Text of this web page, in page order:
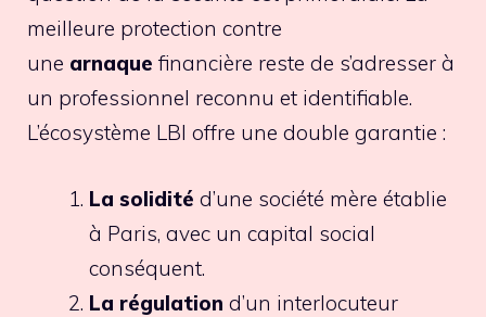
meilleure protection contre
une arnaque financière reste de s’adresser à
un professionnel reconnu et identifiable.
L’écosystème LBI offre une double garantie :
La solidité d’une société mère établie
à Paris, avec un capital social
conséquent.
La régulation d’un interlocuteur